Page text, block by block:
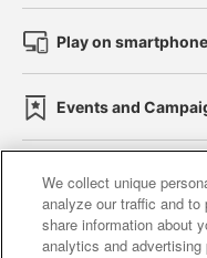
Play on
Events and
Affiliate
We collect unique
analyze our traffic and
share information about
analytics and